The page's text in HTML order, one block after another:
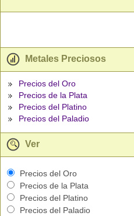
Metales Preciosos
Precios del Oro
Precios de la Plata
Precios del Platino
Precios del Paladio
Ver
Precios del Oro
Precios de la Plata
Precios del Platino
Precios del Paladio